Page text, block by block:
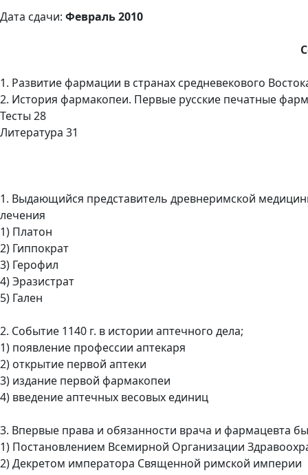
Дата сдачи: Февраль 2010
1. Развитие фармации в странах средневекового
2. История фармакопеи. Первые русские печатные
Тесты 28
Литература 31
1. Выдающийся представитель древнеримской
лечения
1) Платон
2) Гиппократ
3) Герофил
4) Эразистрат
5) Гален
2. Событие 1140 г. в истории аптечного дела;
1) появление профессии аптекаря
2) открытие первой аптеки
3) издание первой фармакопеи
4) введение аптечных весовых единиц
3. Впервые права и обязанности врача и фармацевта
1) Постановлением Всемирной Организации
2) Декретом императора Священной римской империи